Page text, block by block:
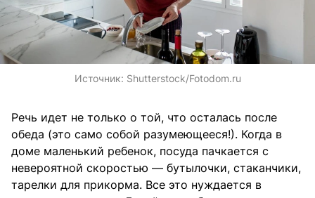
Источник: Shutterstock/Fotodom.ru
Речь идет не только о той, что осталась после
обеда (это само собой разумеющееся!). Когда в
доме маленький ребенок, посуда пачкается с
невероятной скоростью — бутылочки, стаканчики,
тарелки для прикорма. Все это нуждается в